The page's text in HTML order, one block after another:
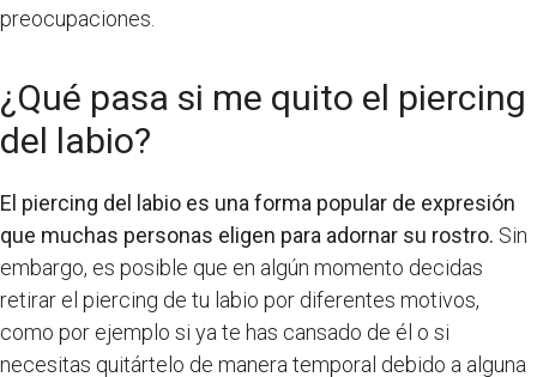
preocupaciones.
¿Qué pasa si me quito el piercing
del labio?
El piercing del labio es una forma popular de expresión
que muchas personas eligen para adornar su rostro. Sin
embargo, es posible que en algún momento decidas
retirar el piercing de tu labio por diferentes motivos,
como por ejemplo si ya te has cansado de él o si
necesitas quitártelo de manera temporal debido a alguna